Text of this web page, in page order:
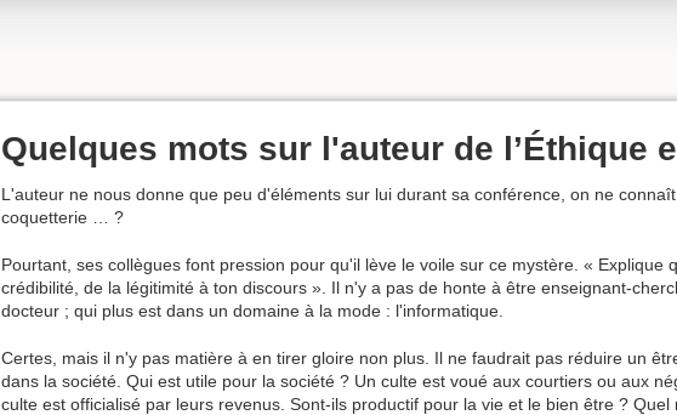
Quelques mots sur l'auteur de l’Éthique
L'auteur ne nous donne que peu d'éléments sur lui durant sa conférence, on ne
coquetterie … ?
Pourtant, ses collègues font pression pour qu'il lève le voile sur ce mystère. «
crédibilité, de la légitimité à ton discours ». Il n'y a pas de honte à être enseignant-
docteur ; qui plus est dans un domaine à la mode : l'informatique.
Certes, mais il n'y pas matière à en tirer gloire non plus. Il ne faudrait pas réduire un
dans la société. Qui est utile pour la société ? Un culte est voué aux courtiers ou aux
culte est officialisé par leurs revenus. Sont-ils productif pour la vie et le bien être ?